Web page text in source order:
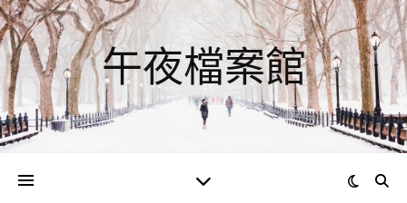
午夜檔案館